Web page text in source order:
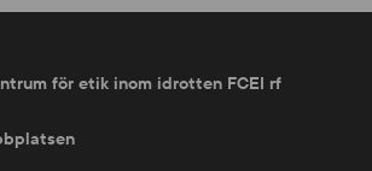
för etik inom idrotten FCEI rf